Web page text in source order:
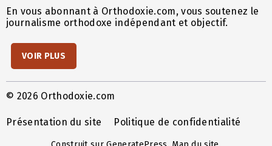
En vous abonnant à Orthodoxie.com, vous soutenez le
journalisme orthodoxe indépendant et objectif.
VOIR PLUS
© 2026 Orthodoxie.com
Présentation du site Politique de confidentialité